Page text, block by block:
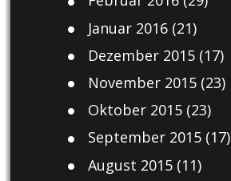
Januar 2016(21)
Dezember 2015(17)
November 2015(23)
Oktober 2015(23)
September 2015(17)
August 2015(11)